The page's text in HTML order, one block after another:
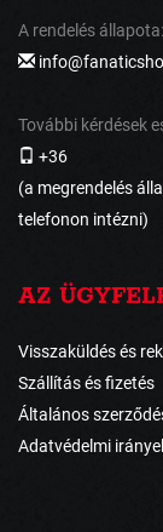
A rendelés állapota:
További kérdések
+36
(a megrendelés
telefonon intézni)
AZ
Visszaküldés és
Szállítás és fizetés
Általános
Adatvédelmi